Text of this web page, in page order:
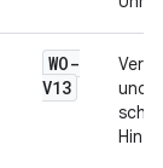
WO-
V13
und